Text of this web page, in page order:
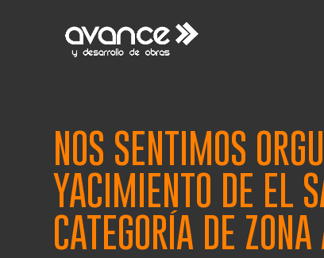
NOS SENTIMOS
YACIMIENTO DE EL
CATEGORÍA DE